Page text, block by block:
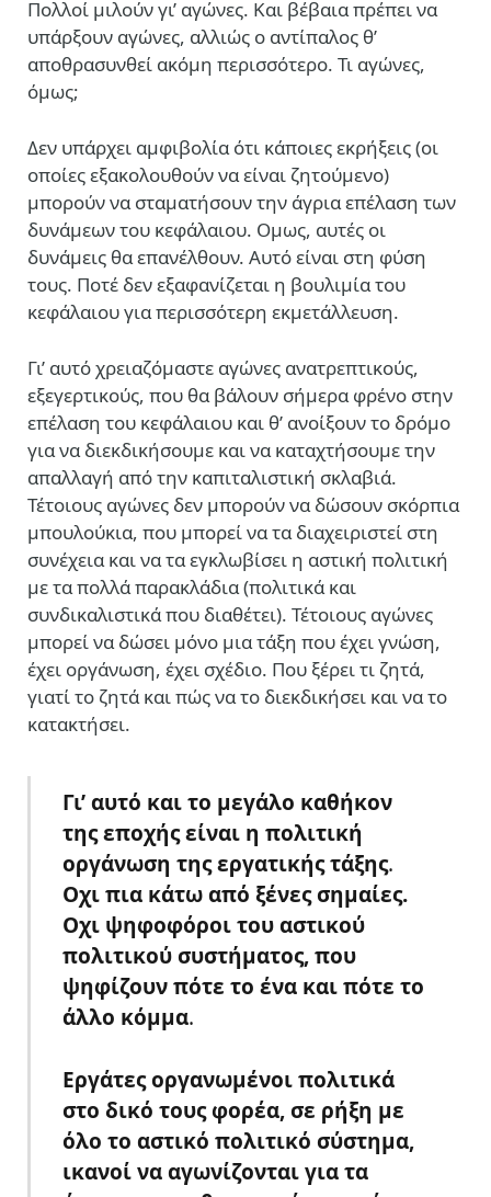
Πολλοί μιλούν γι’ αγώνες. Και βέβαια πρέπει να
υπάρξουν αγώνες, αλλιώς ο αντίπαλος θ’
αποθρασυνθεί ακόμη περισσότερο. Τι αγώνες,
όμως;
Δεν υπάρχει αμφιβολία ότι κάποιες εκρήξεις (οι
οποίες εξακολουθούν να είναι ζητούμενο)
μπορούν να σταματήσουν την άγρια επέλαση των
δυνάμεων του κεφάλαιου. Ομως, αυτές οι
δυνάμεις θα επανέλθουν. Αυτό είναι στη φύση
τους. Ποτέ δεν εξαφανίζεται η βουλιμία του
κεφάλαιου για περισσότερη εκμετάλλευση.
Γι’ αυτό χρειαζόμαστε αγώνες ανατρεπτικούς,
εξεγερτικούς, που θα βάλουν σήμερα φρένο στην
επέλαση του κεφάλαιου και θ’ ανοίξουν το δρόμο
για να διεκδικήσουμε και να καταχτήσουμε την
απαλλαγή από την καπιταλιστική σκλαβιά.
Τέτοιους αγώνες δεν μπορούν να δώσουν σκόρπια
μπουλούκια, που μπορεί να τα διαχειριστεί στη
συνέχεια και να τα εγκλωβίσει η αστική πολιτική
με τα πολλά παρακλάδια (πολιτικά και
συνδικαλιστικά που διαθέτει). Τέτοιους αγώνες
μπορεί να δώσει μόνο μια τάξη που έχει γνώση,
έχει οργάνωση, έχει σχέδιο. Που ξέρει τι ζητά,
γιατί το ζητά και πώς να το διεκδικήσει και να το
κατακτήσει.
Γι’ αυτό και το μεγάλο καθήκον
της εποχής είναι η πολιτική
οργάνωση της εργατικής τάξης.
Οχι πια κάτω από ξένες σημαίες.
Οχι ψηφοφόροι του αστικού
πολιτικού συστήματος, που
ψηφίζουν πότε το ένα και πότε το
άλλο κόμμα.
Εργάτες οργανωμένοι πολιτικά
στο δικό τους φορέα, σε ρήξη με
όλο το αστικό πολιτικό σύστημα,
ικανοί να αγωνίζονται για τα